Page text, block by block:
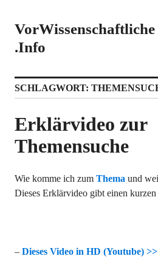
springen
.Info
SCHLAGWORT:
Erklärvideo zur
Themensuche
Wie komme ich zum Thema und
Dieses Erklärvideo gibt einen
– Dieses Video in HD (Youtube) >>